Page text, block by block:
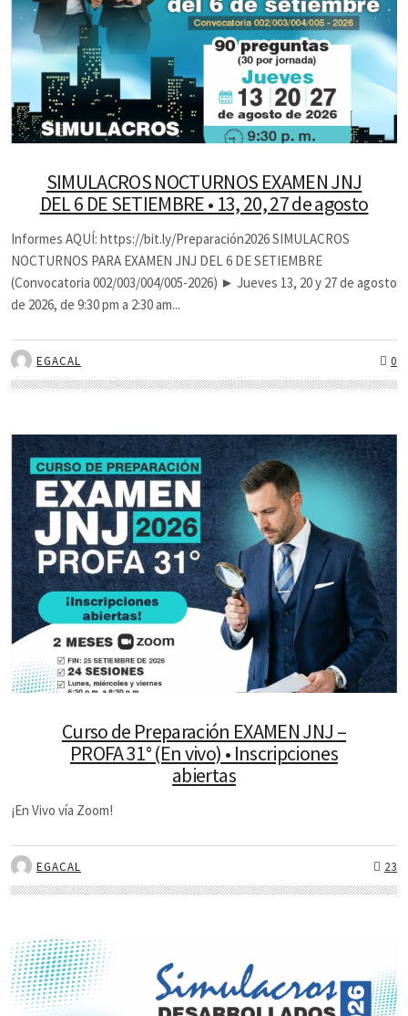
SIMULACROS NOCTURNOS EXAMEN JNJ
DEL 6 DE SETIEMBRE • 13, 20, 27 de agosto
Informes AQUÍ: https://bit.ly/Preparación2026 SIMULACROS
NOCTURNOS PARA EXAMEN JNJ DEL 6 DE SETIEMBRE
(Convocatoria 002/003/004/005-2026) ► Jueves 13, 20 y 27 de agosto
de 2026, de 9:30 pm a 2:30 am...
EGACAL 0
Curso de Preparación EXAMEN JNJ –
PROFA 31° (En vivo) • Inscripciones
abiertas
¡En Vivo vía Zoom!
EGACAL 23